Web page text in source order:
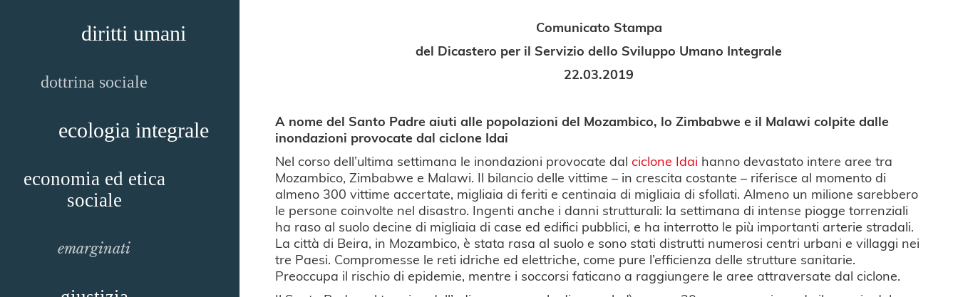
diritti umani
dottrina sociale
ecologia integrale
economia ed etica
sociale
emarginati
Comunicato Stampa
del Dicastero per il Servizio dello Sviluppo Umano Integrale
22.03.2019
A nome del Santo Padre aiuti alle popolazioni del Mozambico, lo Zimbabwe e il Malawi colpite dalle
inondazioni provocate dal ciclone Idai
Nel corso dell’ultima settimana le inondazioni provocate dalciclone Idai hanno devastato intere aree tra
Mozambico, Zimbabwe e Malawi. Il bilancio delle vittime – in crescita costante – riferisce al momento di
almeno 300 vittime accertate, migliaia di feriti e centinaia di migliaia di sfollati. Almeno un milione sarebbero
le persone coinvolte nel disastro. Ingenti anche i danni strutturali: la settimana di intense piogge torrenziali
ha raso al suolo decine di migliaia di case ed edifici pubblici, e ha interrotto le più importanti arterie stradali.
La città di Beira, in Mozambico, è stata rasa al suolo e sono stati distrutti numerosi centri urbani e villaggi nei
tre Paesi. Compromesse le reti idriche ed elettriche, come pure l’efficienza delle strutture sanitarie.
Preoccupa il rischio di epidemie, mentre i soccorsi faticano a raggiungere le aree attraversate dal ciclone.